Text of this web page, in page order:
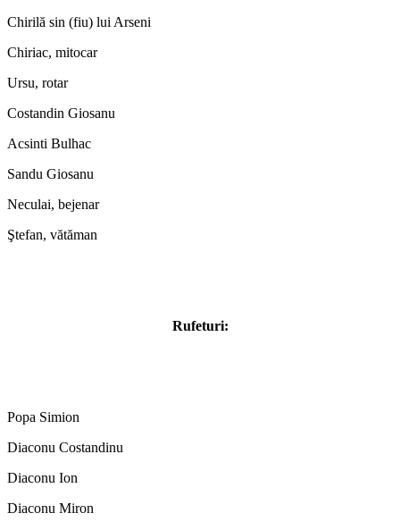
Chirilă sin (fiu) lui Arseni
Chiriac, mitocar
Ursu, rotar
Costandin Giosanu
Acsinti Bulhac
Sandu Giosanu
Neculai, bejenar
Ştefan, vătăman
Rufeturi:
Popa Simion
Diaconu Costandinu
Diaconu Ion
Diaconu Miron